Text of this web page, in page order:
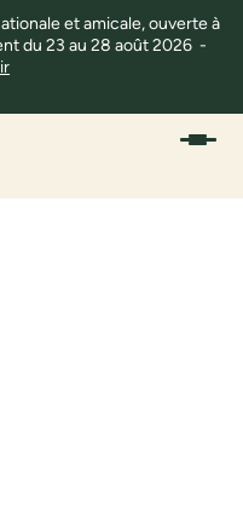
et amicale, ouverte à
du 23 au 28 août 2026 -